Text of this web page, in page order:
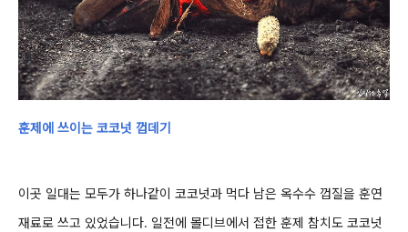
훈제에 쓰이는 코코넛 껍데기
이곳 일대는 모두가 하나같이 코코넛과 먹다 남은 옥수수 껍질을 훈연
재료로 쓰고 있었습니다. 일전에 몰디브에서 접한 훈제 참치도 코코넛